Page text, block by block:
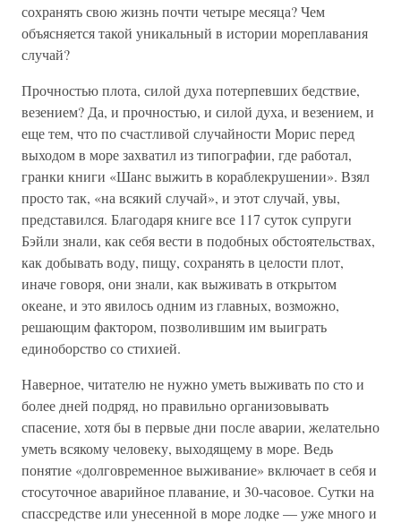
сохранять свою жизнь почти четыре месяца? Чем
объясняется такой уникальный в истории мореплавания
случай?
Прочностью плота, силой духа потерпевших бедствие,
везением? Да, и прочностью, и силой духа, и везением, и
еще тем, что по счастливой случайности Морис перед
выходом в море захватил из типографии, где работал,
гранки книги «Шанс выжить в кораблекрушении». Взял
просто так, «на всякий случай», и этот случай, увы,
представился. Благодаря книге все 117 суток супруги
Бэйли знали, как себя вести в подобных обстоятельствах,
как добывать воду, пищу, сохранять в целости плот,
иначе говоря, они знали, как выживать в открытом
океане, и это явилось одним из главных, возможно,
решающим фактором, позволившим им выиграть
единоборство со стихией.
Наверное, читателю не нужно уметь выживать по сто и
более дней подряд, но правильно организовывать
спасение, хотя бы в первые дни после аварии, желательно
уметь всякому человеку, выходящему в море. Ведь
понятие «долговременное выживание» включает в себя и
стосуточное аварийное плавание, и 30-часовое. Сутки на
спассредстве или унесенной в море лодке — уже много и